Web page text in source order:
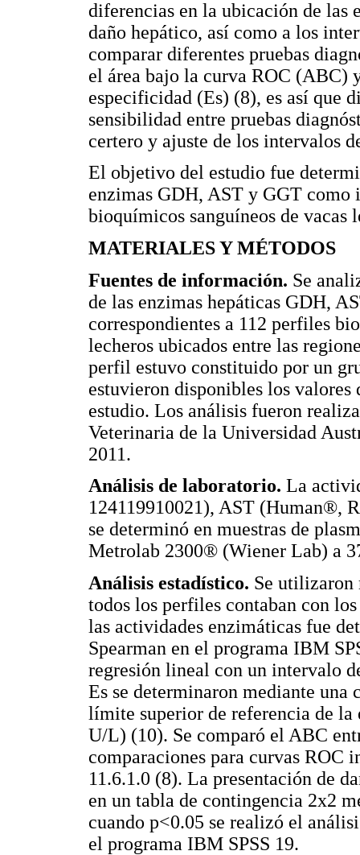
diferencias en la ubicación de las
daño hepático, así como a los
comparar diferentes pruebas
el área bajo la curva ROC (ABC)
especificidad (Es) (8), es así que
sensibilidad entre pruebas
certero y ajuste de los intervalos
El objetivo del estudio fue
enzimas GDH, AST y GGT como
bioquímicos sanguíneos de vacas
MATERIALES Y MÉTODOS
Fuentes de información. Se
de las enzimas hepáticas GDH,
correspondientes a 112 perfiles
lecheros ubicados entre las
perfil estuvo constituido por un
estuvieron disponibles los valores
estudio. Los análisis fueron
Veterinaria de la Universidad
2011.
Análisis de laboratorio. La
124119910021), AST (Human®,
se determinó en muestras de
Metrolab 2300® (Wiener Lab) a
Análisis estadístico. Se utilizaron
todos los perfiles contaban con
las actividades enzimáticas fue
Spearman en el programa IBM
regresión lineal con un intervalo
Es se determinaron mediante una
límite superior de referencia de
U/L) (10). Se comparó el ABC
comparaciones para curvas ROC
11.6.1.0 (8). La presentación de
en un tabla de contingencia 2x2
cuando p<0.05 se realizó el
el programa IBM SPSS 19.